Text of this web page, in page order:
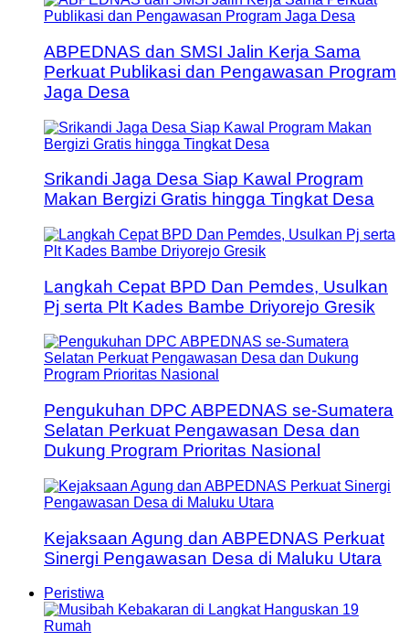
ABPEDNAS dan SMSI Jalin Kerja Sama
Perkuat Publikasi dan Pengawasan Program
Jaga Desa
Srikandi Jaga Desa Siap Kawal Program
Makan Bergizi Gratis hingga Tingkat Desa
Langkah Cepat BPD Dan Pemdes, Usulkan
Pj serta Plt Kades Bambe Driyorejo Gresik
Pengukuhan DPC ABPEDNAS se-Sumatera
Selatan Perkuat Pengawasan Desa dan
Dukung Program Prioritas Nasional
Kejaksaan Agung dan ABPEDNAS Perkuat
Sinergi Pengawasan Desa di Maluku Utara
Peristiwa